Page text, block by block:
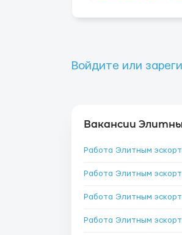
Войдите или
Вакансии
Работа Элитным
Работа Элитным
Работа Элитным
Работа Элитным